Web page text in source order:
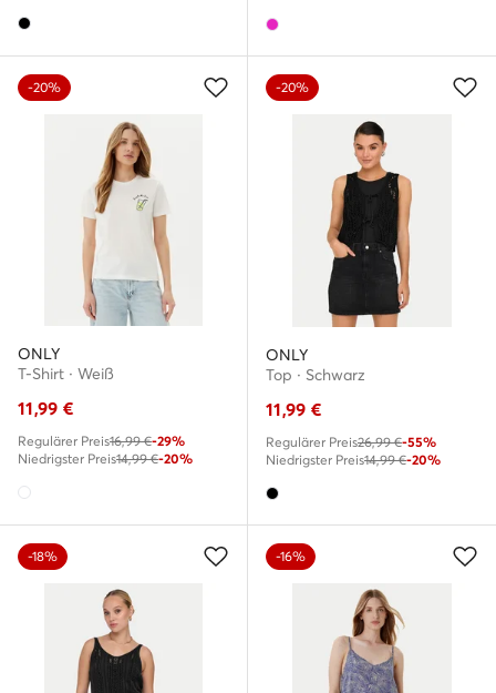
-20%
ONLY
T-Shirt · Weiß
11,99 €
Regulärer Preis16,99 €-29%
Niedrigster Preis14,99 €-20%
-20%
ONLY
Top · Schwarz
11,99 €
Regulärer Preis26,99 €-55%
Niedrigster Preis14,99 €-20%
-18% -16%